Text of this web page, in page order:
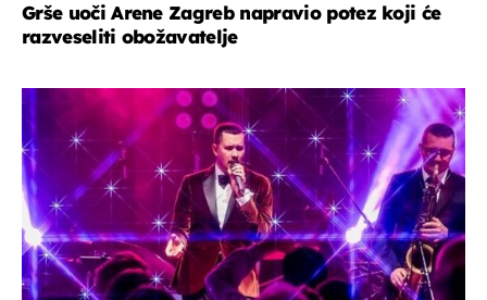
Grše uoči Arene Zagreb napravio potez koji će
razveseliti obožavatelje